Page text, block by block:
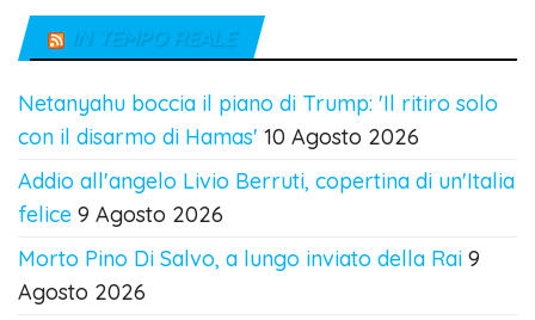
IN TEMPO REALE
Netanyahu boccia il piano di Trump: 'Il ritiro solo
con il disarmo di Hamas' 10 Agosto 2026
Addio all'angelo Livio Berruti, copertina di un'Italia
felice 9 Agosto 2026
Morto Pino Di Salvo, a lungo inviato della Rai 9
Agosto 2026